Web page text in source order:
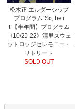
松木正 エルダーシップ
プログラム“So, be i
t”【半年間】プログラム
《10/20-22》清里スウェ
ットロッジセレモニー・
リトリート
SOLD OUT